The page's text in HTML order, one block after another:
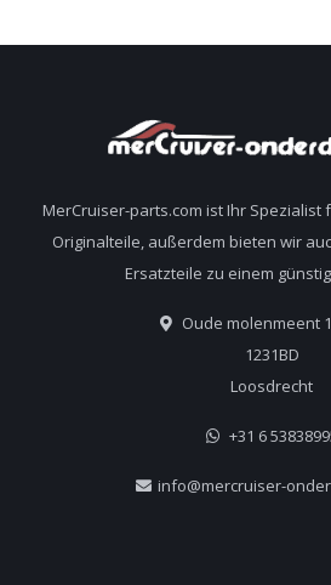
MerCruiser-parts.com ist Ihr Spezialist
Originalteile, außerdem bieten wir
Ersatzteile zu einem
Oude molenmeent
1231BD
Loosdrecht
+31 6
info@mercruiser-